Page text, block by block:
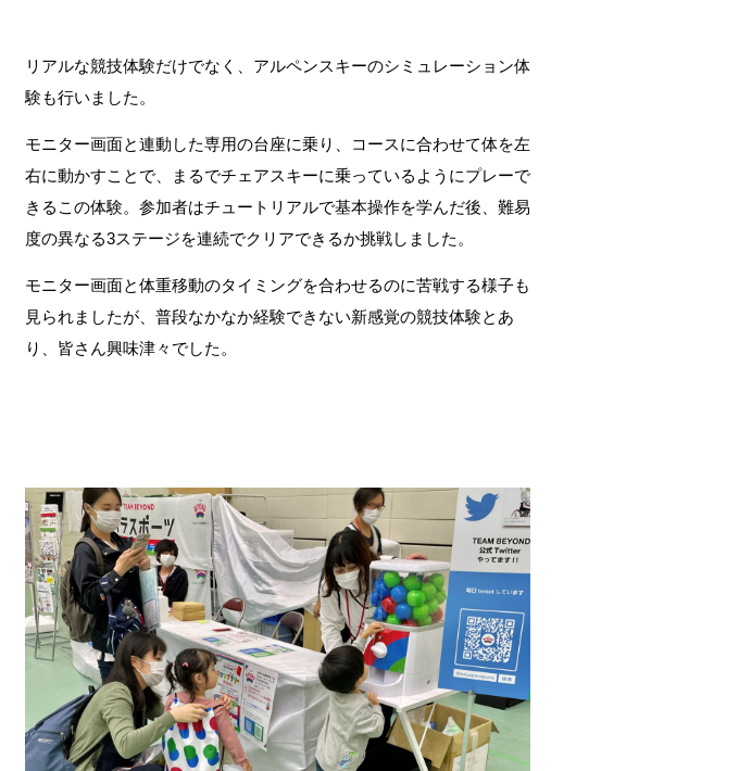
リアルな競技体験だけでなく、アルペンスキーのシミュレーション体
験も行いました。
モニター画面と連動した専用の台座に乗り、コースに合わせて体を左
右に動かすことで、まるでチェアスキーに乗っているようにプレーで
きるこの体験。参加者はチュートリアルで基本操作を学んだ後、難易
度の異なる3ステージを連続でクリアできるか挑戦しました。
モニター画面と体重移動のタイミングを合わせるのに苦戦する様子も
見られましたが、普段なかなか経験できない新感覚の競技体験とあ
り、皆さん興味津々でした。